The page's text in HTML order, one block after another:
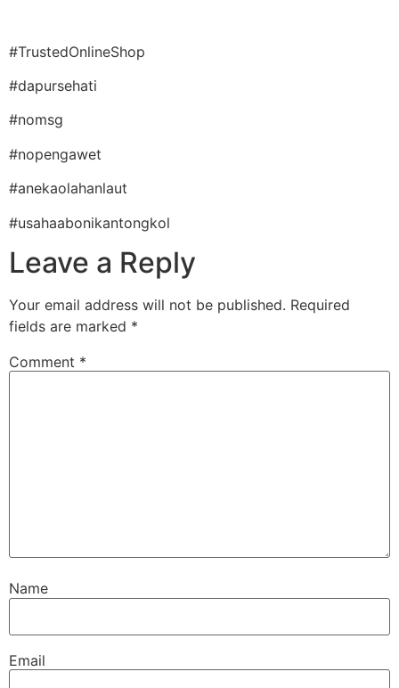
#TrustedOnlineShop
#dapursehati
#nomsg
#nopengawet
#anekaolahanlaut
#usahaabonikantongkol
Leave a Reply
Your email address will not be published. Required
fields are marked *
Comment *
Name
Email